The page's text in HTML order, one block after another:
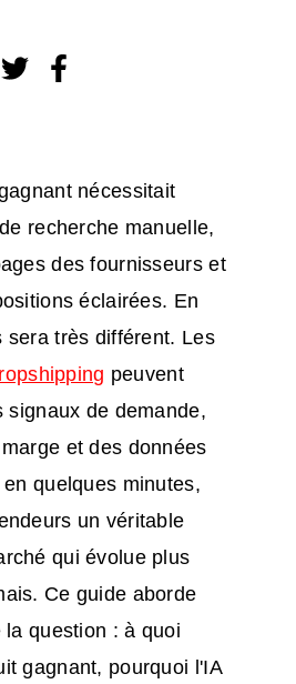
nécessitait
recherche manuelle,
des fournisseurs et
éclairées. En
sera très différent. Les
peuvent
de demande,
et des données
quelques minutes,
un véritable
qui évolue plus
Ce guide aborde
question : à quoi
gagnant, pourquoi l'IA